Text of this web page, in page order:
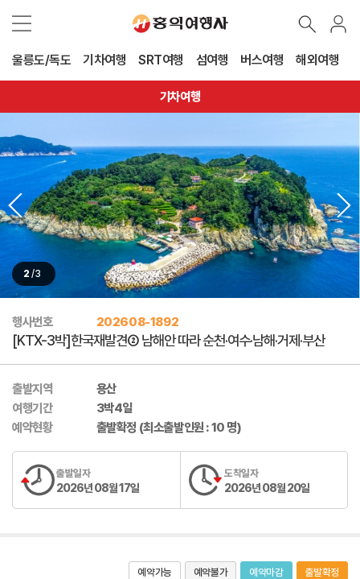
울릉도/독도 기차여행 SRT여행 섬여행 버스여행 해외여행
기차여행
3 /3
행사번호 202608-1892
[KTX-3박]한국재발견② 남해안 따라 순천·여수·남해·거제·부산
출발지역
용산
여행기간
3박4일
예약현황
출발확정 (최소출발인원 : 10 명)
출발일자
2026년 08월 17일
도착일자
2026년 08월 20일
출발확정
예약마감
예약불가
예약가능